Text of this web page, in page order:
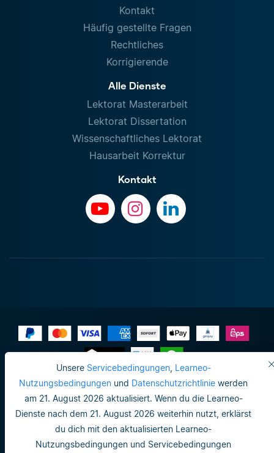
Unsere Servicebedingungen, Learneo-
Nutzungsbedingungen und Datenschutzrichtlinie werden
am 21. August 2026 aktualisiert. Wenn du die Learneo-
Dienste nach dem 21. August 2026 weiterhin nutzt, erklärst
du dich mit den aktualisierten Learneo-
Nutzungsbedingungen und Servicebedingungen
Kontakt
Häufig gestellte Fragen
Rechtliches
Korrigierende
Alle Dienste
Lektorat Masterarbeit
Lektorat Dissertation
Wissenschaftliches Lektorat
Hausarbeit Korrektur
Kontakt
Impressum
Do not sell or share my personal info
Nutzungsbedingungen
Datenschutzrichtlinie